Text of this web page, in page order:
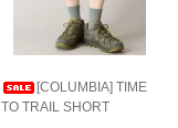
[COLUMBIA] TIME
TO TRAIL SHORT